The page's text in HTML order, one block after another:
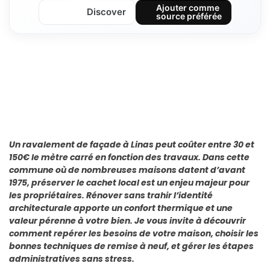
Discover
Ajouter comme
source préférée
Un ravalement de façade à Linas peut coûter entre 30 et
150€ le mètre carré en fonction des travaux. Dans cette
commune où de nombreuses maisons datent d’avant
1975, préserver le cachet local est un enjeu majeur pour
les propriétaires. Rénover sans trahir l’identité
architecturale apporte un confort thermique et une
valeur pérenne à votre bien. Je vous invite à découvrir
comment repérer les besoins de votre maison, choisir les
bonnes techniques de remise à neuf, et gérer les étapes
administratives sans stress.